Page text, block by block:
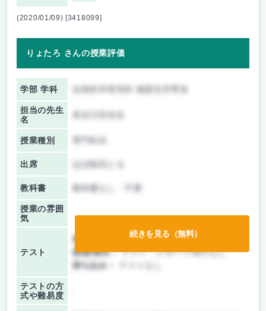
(2020/01/09) [3418099]
りょたろ さんの授業評価
学部 学科 自然科学研究科 物質化学専攻
担当の先生
名
授業種別
出席 ほぼ毎回とる
教科書 教科書なし・不要
授業の雰囲
気
テスト
前期/中間：
テスト・レポート両方なし
後期/期末：テスト・レポート両方なし
持ち込み：
テストの方
式や難易度
続きを見る（無料）